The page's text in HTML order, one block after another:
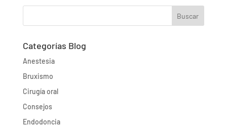
Buscar
Categorías Blog
Anestesia
Bruxismo
Cirugía oral
Consejos
Endodoncia